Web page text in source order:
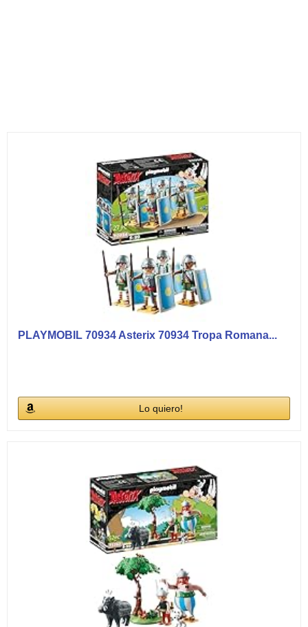
PLAYMOBIL 70934 Asterix 70934 Tropa Romana...
Lo quiero!